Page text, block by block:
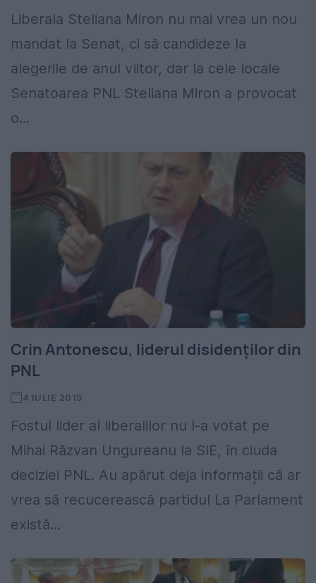
Liberala Steliana Miron nu mai vrea un nou
mandat la Senat, ci să candideze la
alegerile de anul viitor, dar la cele locale
Senatoarea PNL Steliana Miron a provocat
o...
Crin Antonescu, liderul disidenților din
PNL
4 IULIE 2015
Fostul lider al liberalilor nu l-a votat pe
Mihai Răzvan Ungureanu la SIE, în ciuda
deciziei PNL. Au apărut deja informații că ar
vrea să recucerească partidul La Parlament
există...